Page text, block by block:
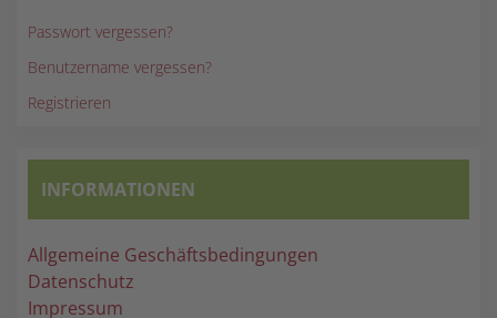
Passwort vergessen?
Benutzername vergessen?
Registrieren
INFORMATIONEN
Allgemeine Geschäftsbedingungen
Datenschutz
Impressum